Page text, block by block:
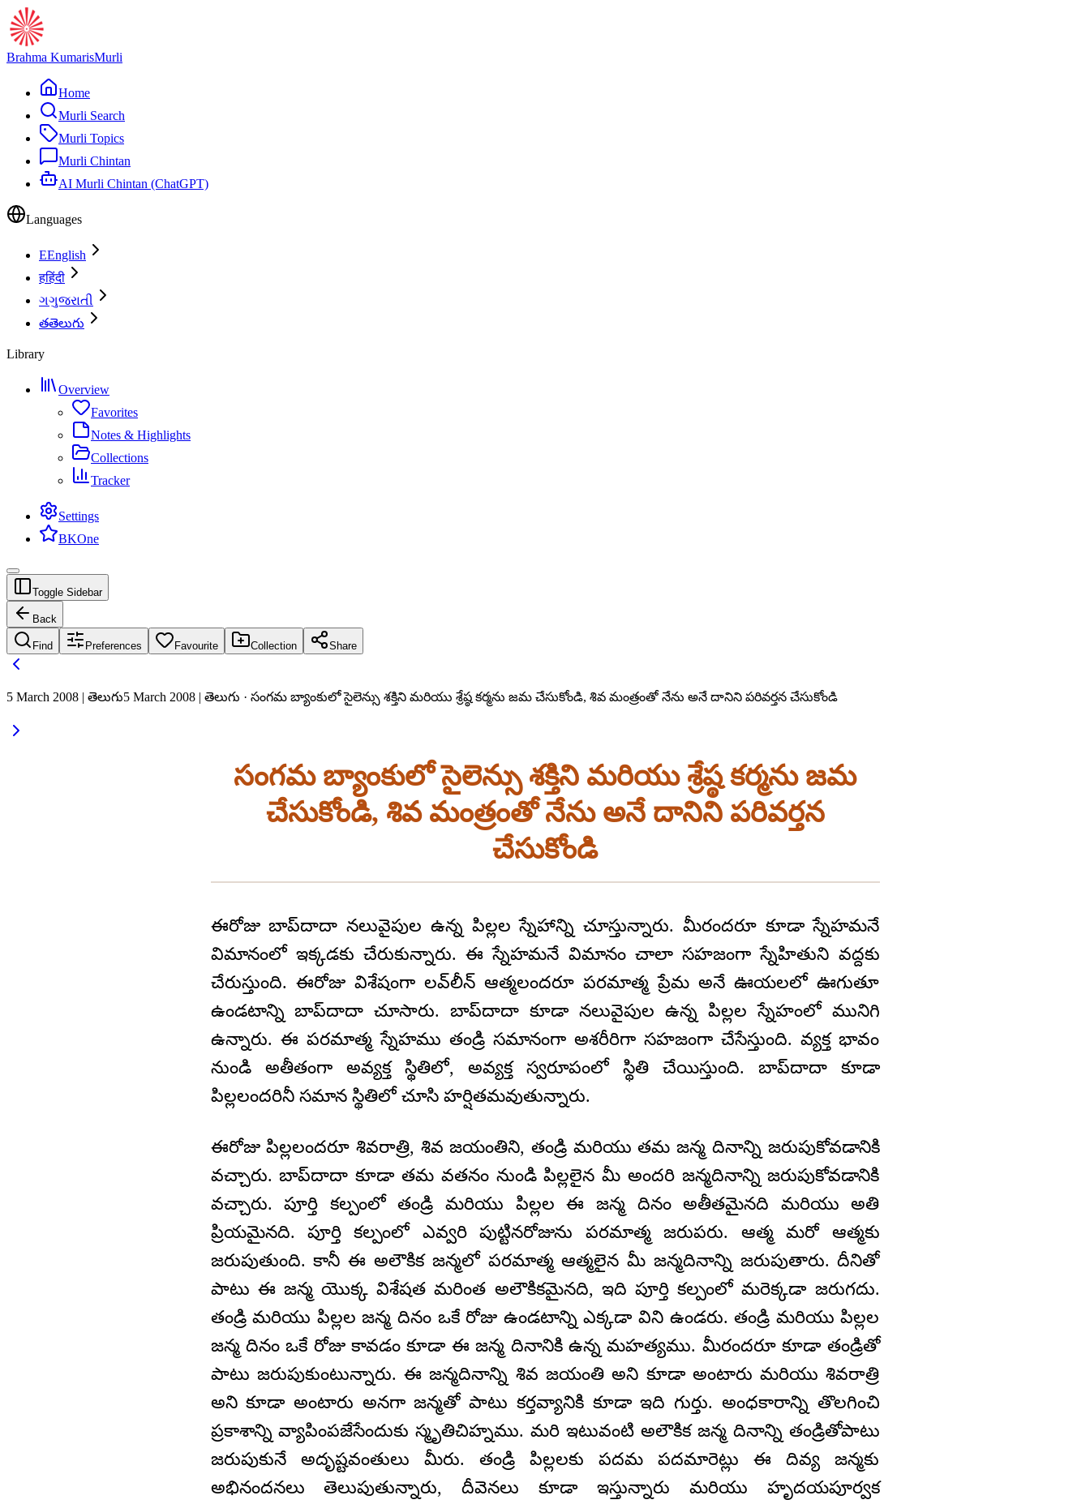
Brahma KumarisMurli
Home
Murli Search
Murli Topics
Murli Chintan
AI Murli Chintan (ChatGPT)
Languages
EEnglish
हहिंदी
ગગુજરાતી
తతెలుగు
Library
Overview
Favorites
Notes & Highlights
Collections
Tracker
Settings
BKOne
Toggle Sidebar
Back
Find Preferences Favourite Collection Share
5 March 2008 | తెలుగు5 March 2008 | తెలుగు · సంగమ బ్యాంకులో సైలెన్సు శక్తిని మరియు శ్రేష్ఠ కర్మను జమ చేసుకోండి, శివ మంత్రంతో నేను అనే దానిని పరివర్తన చేసుకోండి
సంగమ బ్యాంకులో సైలెన్సు శక్తిని మరియు శ్రేష్ఠ కర్మను జమ
చేసుకోండి, శివ మంత్రంతో నేను అనే దానిని పరివర్తన
చేసుకోండి
ఈరోజు బాప్‌దాదా నలువైపుల ఉన్న పిల్లల స్నేహాన్ని చూస్తున్నారు. మీరందరూ కూడా స్నేహమనే
విమానంలో ఇక్కడకు చేరుకున్నారు. ఈ స్నేహమనే విమానం చాలా సహజంగా స్నేహితుని వద్దకు
చేరుస్తుంది. ఈరోజు విశేషంగా లవ్‌లీన్‌ ఆత్మలందరూ పరమాత్మ ప్రేమ అనే ఊయలలో ఊగుతూ
ఉండటాన్ని బాప్‌దాదా చూసారు. బాప్‌దాదా కూడా నలువైపుల ఉన్న పిల్లల స్నేహంలో మునిగి
ఉన్నారు. ఈ పరమాత్మ స్నేహము తండ్రి సమానంగా అశరీరిగా సహజంగా చేసేస్తుంది. వ్యక్త భావం
నుండి అతీతంగా అవ్యక్త స్థితిలో, అవ్యక్త స్వరూపంలో స్థితి చేయిస్తుంది. బాప్‌దాదా కూడా
పిల్లలందరినీ సమాన స్థితిలో చూసి హర్షితమవుతున్నారు.
ఈరోజు పిల్లలందరూ శివరాత్రి, శివ జయంతిని, తండ్రి మరియు తమ జన్మ దినాన్ని జరుపుకోవడానికి
వచ్చారు. బాప్‌దాదా కూడా తమ వతనం నుండి పిల్లలైన మీ అందరి జన్మదినాన్ని జరుపుకోవడానికి
వచ్చారు. పూర్తి కల్పంలో తండ్రి మరియు పిల్లల ఈ జన్మ దినం అతీతమైనది మరియు అతి
ప్రియమైనది. పూర్తి కల్పంలో ఎవ్వరి పుట్టినరోజును పరమాత్మ జరుపరు. ఆత్మ మరో ఆత్మకు
జరుపుతుంది. కానీ ఈ అలౌకిక జన్మలో పరమాత్మ ఆత్మలైన మీ జన్మదినాన్ని జరుపుతారు. దీనితో
పాటు ఈ జన్మ యొక్క విశేషత మరింత అలౌకికమైనది, ఇది పూర్తి కల్పంలో మరెక్కడా జరుగదు.
తండ్రి మరియు పిల్లల జన్మ దినం ఒకే రోజు ఉండటాన్ని ఎక్కడా విని ఉండరు. తండ్రి మరియు పిల్లల
జన్మ దినం ఒకే రోజు కావడం కూడా ఈ జన్మ దినానికి ఉన్న మహత్యము. మీరందరూ కూడా తండ్రితో
పాటు జరుపుకుంటున్నారు. ఈ జన్మదినాన్ని శివ జయంతి అని కూడా అంటారు మరియు శివరాత్రి
అని కూడా అంటారు అనగా జన్మతో పాటు కర్తవ్యానికి కూడా ఇది గుర్తు. అంధకారాన్ని తొలగించి
ప్రకాశాన్ని వ్యాపింపజేసేందుకు స్మృతిచిహ్నము. మరి ఇటువంటి అలౌకిక జన్మ దినాన్ని తండ్రితోపాటు
జరుపుకునే అదృష్టవంతులు మీరు. తండ్రి పిల్లలకు పదమ పదమారెట్లు ఈ దివ్య జన్మకు
అభినందనలు తెలుపుతున్నారు, దీవెనలు కూడా ఇస్తున్నారు మరియు హృదయపూర్వక